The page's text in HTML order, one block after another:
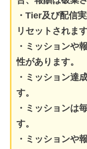
・Tier及び配信
リセットされます
・ミッションや
性があります。
・ミッション達
す。
・ミッションは
す。
・ミッションや